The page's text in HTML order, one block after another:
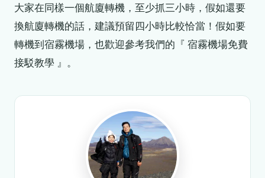
大家在同樣一個航廈轉機，至少抓三小時，假如還要
換航廈轉機的話，建議預留四小時比較恰當！假如要
轉機到宿霧機場，也歡迎參考我們的『 宿霧機場免費
接駁教學 』。